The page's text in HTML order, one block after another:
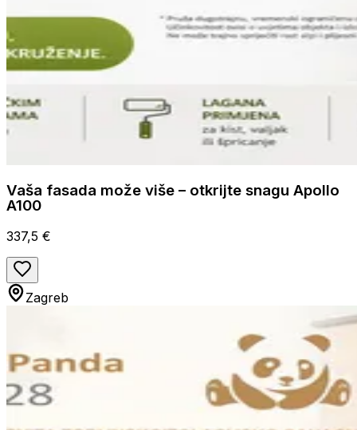
Vaša fasada može više – otkrijte snagu Apollo
A100
337,5 €
Zagreb